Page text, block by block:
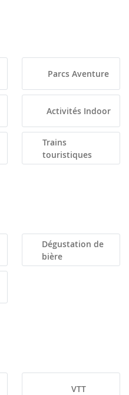
Parcs Aventure
Activités Indoor
Trains
touristiques
Dégustation de
bière
VTT